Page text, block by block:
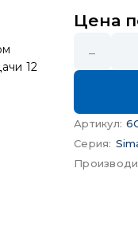
12
Цена
-
Артикул:
Серия: